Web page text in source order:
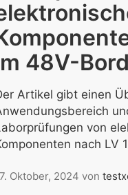
48V-
Artikel gibt einen
von
nach LV
Oktober, 2024 von